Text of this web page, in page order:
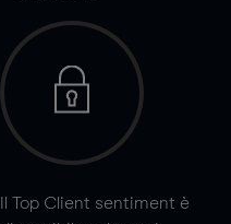
Il Top Client sentiment è